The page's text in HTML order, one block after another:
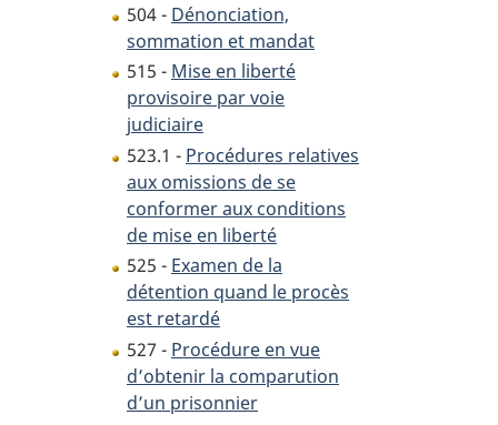
504 - Dénonciation,
sommation et mandat
515 - Mise en liberté
provisoire par voie
judiciaire
523.1 - Procédures relatives
aux omissions de se
conformer aux conditions
de mise en liberté
525 - Examen de la
détention quand le procès
est retardé
527 - Procédure en vue
d’obtenir la comparution
d’un prisonnier